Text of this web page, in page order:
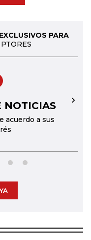
PARA
NOTICIAS
acuerdo a sus
→